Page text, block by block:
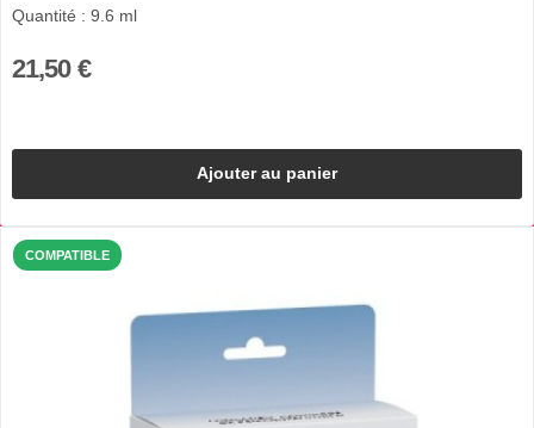
Quantité : 9.6 ml
21,50 €
Ajouter au panier
COMPATIBLE